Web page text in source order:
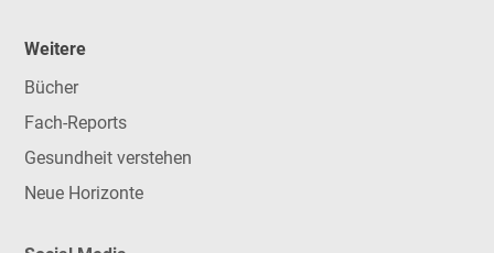
Weitere
Bücher
Fach-Reports
Gesundheit verstehen
Neue Horizonte